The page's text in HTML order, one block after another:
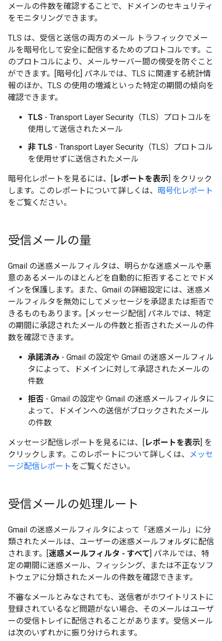
メールの件数を確認することで、ドメインのセキュリティ
をモニタリングできます。
TLS は、受信と送信の両方のメール トラフィックでメー
ルを暗号化して安全に配信するためのプロトコルです。こ
のプロトコルにより、メールサーバー間の傍受を防ぐこと
ができます。[暗号化] パネルでは、TLS に関連する統計情
報のほか、TLS の使用の増減といった特定の期間の傾向を
確認できます。
TLS - Transport Layer Security（TLS）プロトコルを
使用して送信されたメール
非 TLS - Transport Layer Security（TLS）プロトコル
を使用せずに送信されたメール
暗号化 レポートを見るには、[ レポートを表示 ] をクリック
します。このレポートについて詳しくは、 暗号化レポート
をご覧ください。
受信メールの量
Gmail の迷惑メールフィルタは、明らかな迷惑メールや悪
意のあるメールのほとんどを自動的に拒否することでドメ
インを保護します。また、Gmail の詳細設定には、迷惑メ
ールフィルタを無効にしてメッセージを承認または拒否で
きるものもあります。[メッセージ配信] パネルでは、特定
の期間に承認されたメールの件数と拒否されたメールの件
数を確認できます。
承諾済み - Gmail の設定や Gmail の迷惑メールフィル
タによって、ドメインに対して承認されたメールの
件数
拒否 - Gmail の設定や Gmail の迷惑メールフィルタに
よって、ドメインへの送信がブロックされたメール
の件数
メッセージ配信 レポートを見るには、[ レポートを表示 ] を
クリックします。このレポートについて詳しくは、
メッセ
ージ配信レポートをご覧ください。
受信メールの処理ルート
Gmail の迷惑メールフィルタによって「迷惑メール」に分
類されたメールは、ユーザーの迷惑メールフォルダに配信
されます。[ 迷惑メールフィルタ - すべて ] パネルでは、特
定の期間に迷惑メール、フィッシング、または不正なソフ
トウェアに分類されたメールの件数を確認できます。
不審なメールとみなされても、送信者がホワイトリストに
登録されているなど問題がない場合、そのメールはユーザ
ーの受信トレイに配信されることがあります。受信メール
は次のいずれかに振り分けられます。